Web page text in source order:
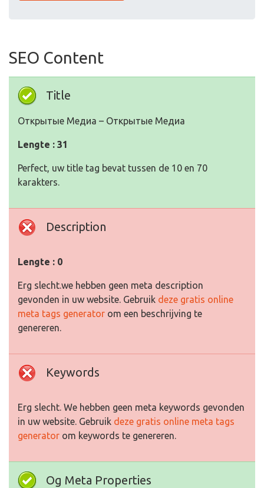
SEO Content
Title
Открытые Медиа – Открытые Медиа
Lengte : 31
Perfect, uw title tag bevat tussen de 10 en 70
karakters.
Description
Lengte : 0
Erg slecht.we hebben geen meta description
gevonden in uw website. Gebruik deze gratis online
meta tags generator om een beschrijving te
genereren.
Keywords
Erg slecht. We hebben geen meta keywords gevonden
in uw website. Gebruik deze gratis online meta tags
generator om keywords te genereren.
Og Meta Properties